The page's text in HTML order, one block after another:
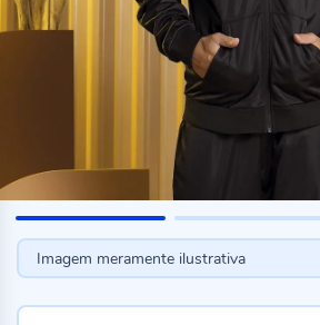
Imagem meramente ilustrativa